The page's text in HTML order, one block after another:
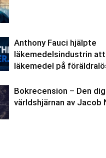
Anthony Fauci hjälpte
läkemedelsindustrin
läkemedel på
Bokrecension – Den
världshjärnan av Jacob